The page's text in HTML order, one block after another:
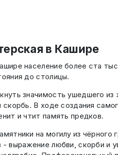
в Кашире
население более ста
до столицы.
значимость ушедшего
скорбь. В ходе создания
и чтит память предков.
на могилу из
- выражение любви, скорби и